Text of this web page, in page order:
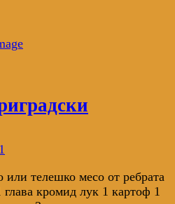
или телешко месо от ребрата
глава кромид лук 1 картоф 1